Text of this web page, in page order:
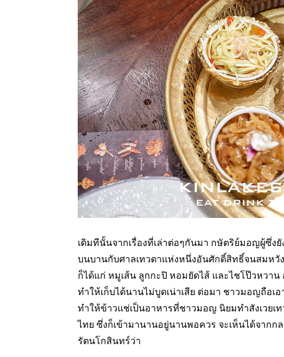
เดิมทีนั้นจากเรื่องที่เล่าต่อๆกันมา กษัตริย์มอญผู้ซึ่ง
บนบานกับศาลเทวดาแห่งหนึ่งอันศักดิ์สิทธิ์จนสมหวัง
ก็ได้แก่ หมูเส้น ลูกกะปิ หอมยัดไส้ และไชโป๊วหวาน
ทำให้เก็บได้นานไม่บูดเน่าเสีย ต่อมา ชาวมอญถือ
ทำให้ข้าวแช่เป็นอาหารที่ชาวมอญ นิยมทำสังเวยเ
ไทย ซึ่งก็เข้ามานานอยู่นานพอควร จะเห็นได้จาก
รัตนโกสินทร์ว่า